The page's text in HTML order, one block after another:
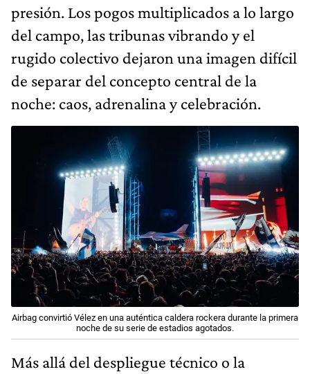
presión. Los pogos multiplicados a lo largo
del campo, las tribunas vibrando y el
rugido colectivo dejaron una imagen difícil
de separar del concepto central de la
noche: caos, adrenalina y celebración.
Airbag convirtió Vélez en una auténtica caldera rockera durante la primera
noche de su serie de estadios agotados.
Más allá del despliegue técnico o la